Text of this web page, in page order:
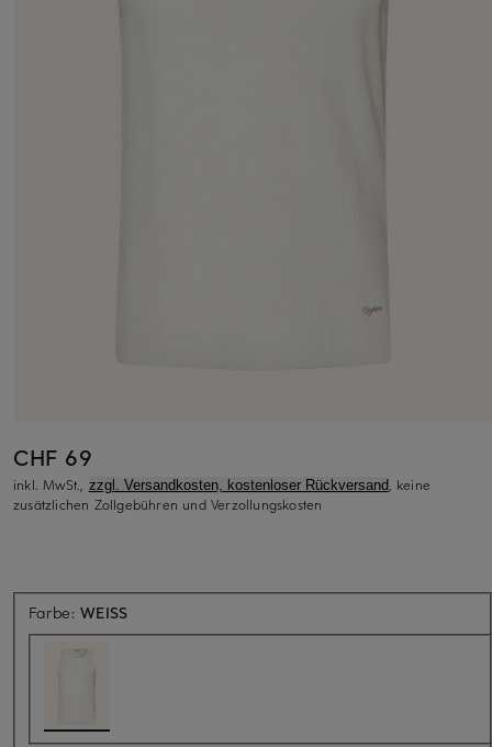
CHF 69
inkl. MwSt., zzgl. Versandkosten, kostenloser Rückversand, keine
zusätzlichen Zollgebühren und Verzollungskosten
Farbe:WEISS